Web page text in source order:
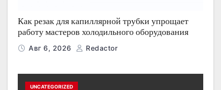
Как резак для капиллярной трубки упрощает
работу мастеров холодильного оборудования
Авг 6, 2026 Redactor
UNCATEGORIZED